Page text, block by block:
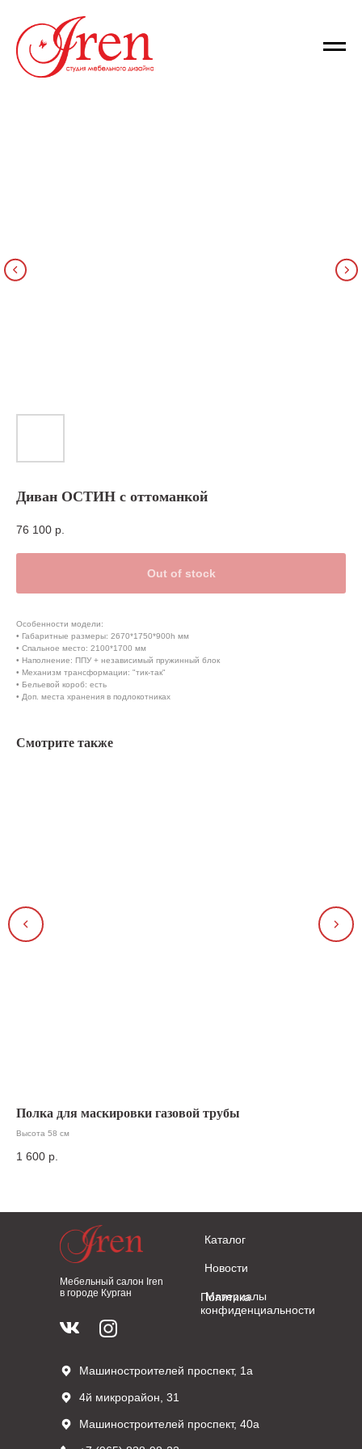
Диван ОСТИН с оттоманкой
76 100 р.
Out of stock
Особенности модели:
• Габаритные размеры: 2670*1750*900h мм
• Спальное место: 2100*1700 мм
• Наполнение: ППУ + независимый пружинный блок
• Механизм трансформации: "тик-так"
• Бельевой короб: есть
• Доп. места хранения в подлокотниках
Смотрите также
Полка для маскировки газовой трубы
Высота 58 см
1 600 р.
Машиностроителей проспект, 1а
4й микрорайон, 31
Машиностроителей проспект, 40а
Каталог
Новости
Политика
конфиденциальности
Материалы
Мебельный салон Iren
в городе Курган